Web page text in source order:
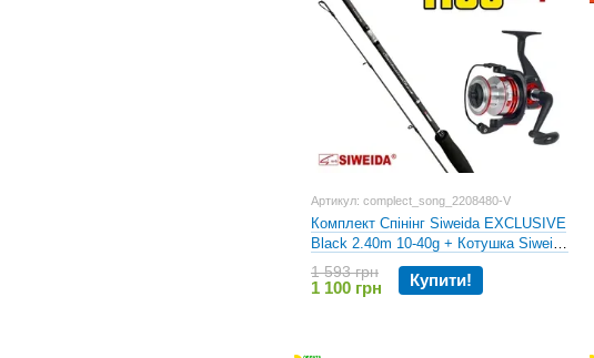
Артикул: complect_song_2208480-V
Комплект Спінінг Siweida EXCLUSIVE
Black 2.40m 10-40g + Котушка Siweida
Song
1 593 грн
1 100 грн Купити!